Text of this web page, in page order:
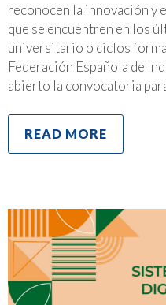
reconocen la innovación y
que se encuentren en los
universitario o ciclos
Federación Española de
abierto la convocatoria
READ MORE